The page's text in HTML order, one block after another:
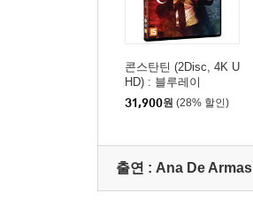
콘스탄틴 (2Disc, 4K U
HD) : 블루레이
31,900원 (28% 할인)
출연 : Ana De Armas